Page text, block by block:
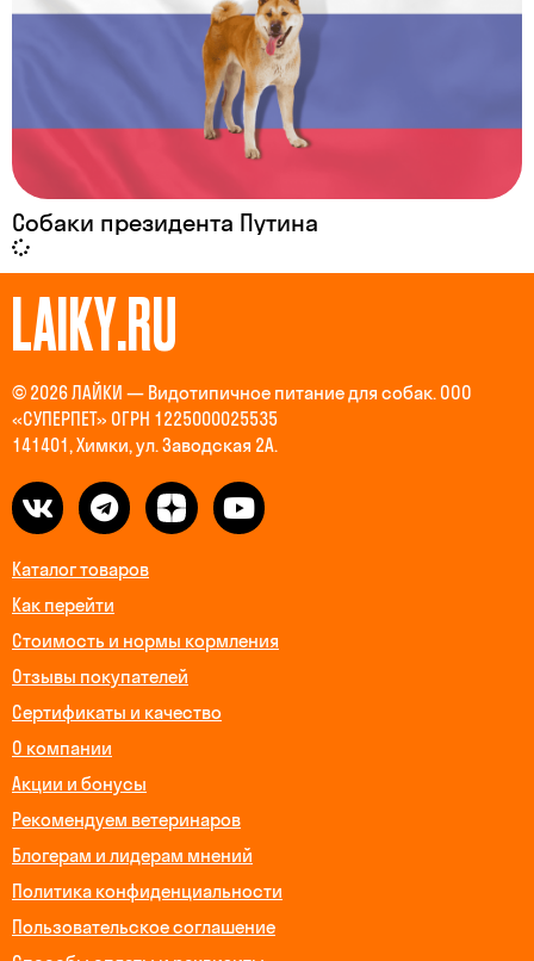
Собаки президента Путина
LAIKY.RU
© 2026 ЛАЙКИ — Видотипичное питание для собак. ООО
«СУПЕРПЕТ» ОГРН 1225000025535
141401, Химки, ул. Заводская 2А.
Каталог товаров
Как перейти
Стоимость и нормы кормления
Отзывы покупателей
Сертификаты и качество
О компании
Акции и бонусы
Рекомендуем ветеринаров
Блогерам и лидерам мнений
Политика конфиденциальности
Пользовательское соглашение